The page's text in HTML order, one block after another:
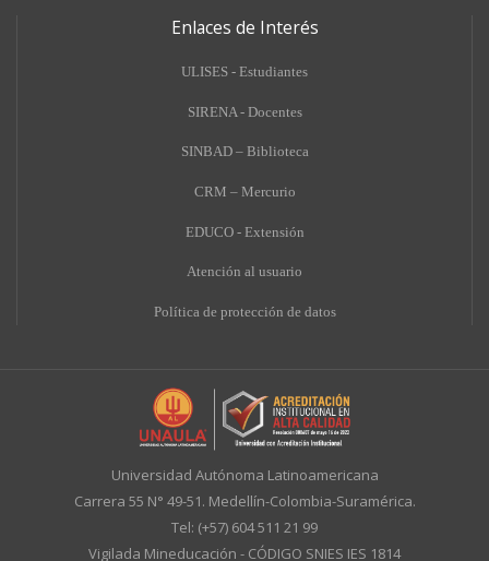
Enlaces de Interés
ULISES - Estudiantes
SIRENA - Docentes
SINBAD – Biblioteca
CRM – Mercurio
EDUCO - Extensión
Atención al usuario
Política de protección de datos
Universidad Autónoma Latinoamericana
Carrera 55 N° 49-51. Medellín-Colombia-Suramérica.
Tel: (+57) 604 511 21 99
Vigilada Mineducación - CÓDIGO SNIES IES 1814